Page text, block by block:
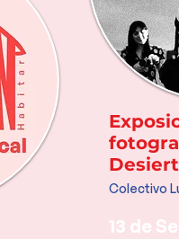
Colectivo
13 de